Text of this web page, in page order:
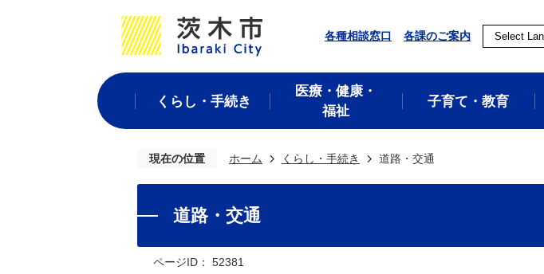
各種相談窓口 各課のご案内
くらし・手続き
医療・健康・
福祉
子育て・教育
現在の位置 ホーム くらし・手続き 道路・交通
道路・交通
ページID： 52381